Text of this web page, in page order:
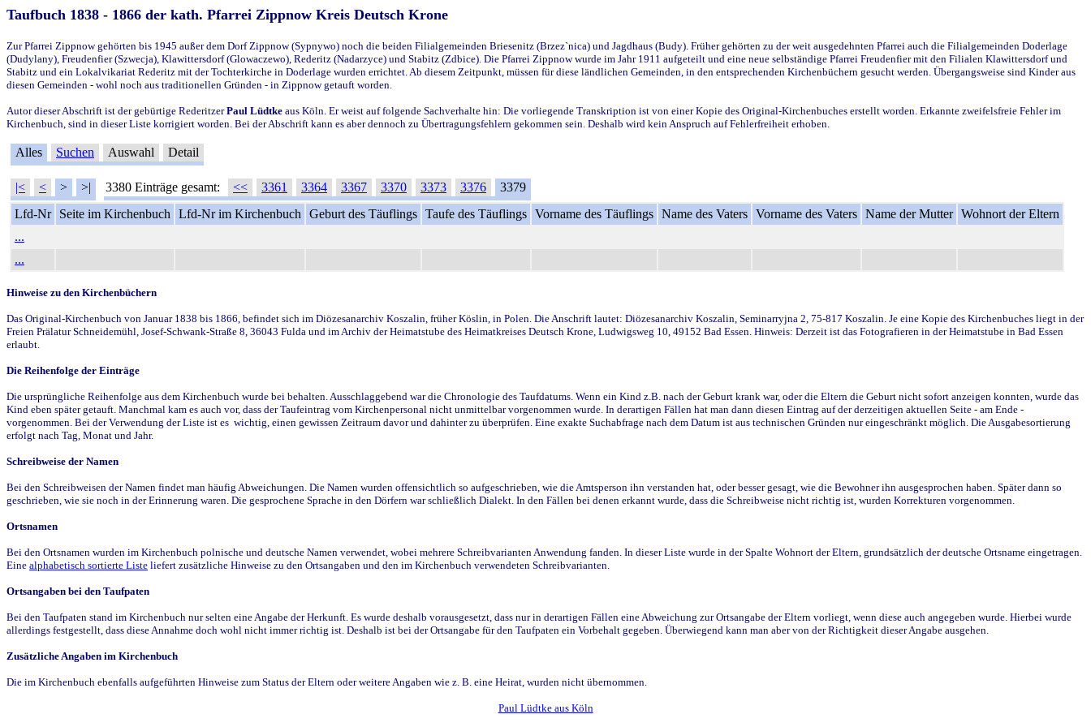
Taufbuch 1838 - 1866 der kath. Pfarrei Zippnow Kreis Deutsch Krone
Zur Pfarrei Zippnow gehörten bis 1945 außer dem Dorf Zippnow (Sypnywo) noch die beiden Filialgemeinden Briesenitz (Brzez`nica) und Jagdhaus (Budy). Früher gehörten zu der weit ausgedehnten Pfarrei auch die Filialgemeinden Doderlage
(Dudylany), Freudenfier (Szwecja), Klawittersdorf (Glowaczewo), Rederitz (Nadarzyce) und Stabitz (Zdbice). Die Pfarrei Zippnow wurde im Jahr 1911 aufgeteilt und eine neue selbständige Pfarrei Freudenfier mit den Filialen Klawittersdorf und
Stabitz und ein Lokalvikariat Rederitz mit der Tochterkirche in Doderlage wurden errichtet. Ab diesem Zeitpunkt, müssen für diese ländlichen Gemeinden, in den entsprechenden Kirchenbüchern gesucht werden. Übergangsweise sind Kinder aus
diesen Gemeinden - wohl noch aus traditionellen Gründen - in Zippnow getauft worden.
Autor dieser Abschrift ist der gebürtige RederitzerPaul Lüdtke aus Köln. Er weist auf folgende Sachverhalte hin: Die vorliegende Transkription ist von einer Kopie des Original-Kirchenbuches erstellt worden. Erkannte zweifelsfreie Fehler im
Kirchenbuch, sind in dieser Liste korrigiert worden. Bei der Abschrift kann es aber dennoch zu Übertragungsfehlern gekommen sein. Deshalb wird kein Anspruch auf Fehlerfreiheit erhoben.
Alles Suchen Auswahl Detail
|< < > >| 3380 Einträge gesamt: << 3361 3364 3367 3370 3373 3376
3379
Lfd-Nr
Seite im Kirchenbuch Lfd-Nr im Kirchenbuch Geburt des Täuflings Taufe des Täuflings Vorname des Täuflings Name des Vaters Vorname des Vaters Name der Mutter Wohnort der Eltern
...
...
Hinweise zu den Kirchenbüchern
Das Original-Kirchenbuch von Januar 1838 bis 1866, befindet sich im Diözesanarchiv Koszalin, früher Köslin, in Polen. Die Anschrift lautet: Diözesanarchiv Koszalin, Seminarryjna 2, 75-817 Koszalin. Je eine Kopie des Kirchenbuches liegt in der
Freien Prälatur Schneidemühl, Josef-Schwank-Straße 8, 36043 Fulda und im Archiv der Heimatstube des Heimatkreises Deutsch Krone, Ludwigsweg 10, 49152 Bad Essen. Hinweis: Derzeit ist das Fotografieren in der Heimatstube in Bad Essen
erlaubt.
Die Reihenfolge der Einträge
Die ursprüngliche Reihenfolge aus dem Kirchenbuch wurde bei behalten. Ausschlaggebend war die Chronologie des Taufdatums. Wenn ein Kind z.B. nach der Geburt krank war, oder die Eltern die Geburt nicht sofort anzeigen konnten, wurde das
Kind eben später getauft. Manchmal kam es auch vor, dass der Taufeintrag vom Kirchenpersonal nicht unmittelbar vorgenommen wurde. In derartigen Fällen hat man dann diesen Eintrag auf der derzeitigen aktuellen Seite - am Ende -
vorgenommen. Bei der Verwendung der Liste ist es wichtig, einen gewissen Zeitraum davor und dahinter zu überprüfen. Eine exakte Suchabfrage nach dem Datum ist aus technischen Gründen nur eingeschränkt möglich. Die Ausgabesortierung
erfolgt nach Tag, Monat und Jahr.
Schreibweise der Namen
Bei den Schreibweisen der Namen findet man häufig Abweichungen. Die Namen wurden offensichtlich so aufgeschrieben, wie die Amtsperson ihn verstanden hat, oder besser gesagt, wie die Bewohner ihn ausgesprochen haben. Später dann so
geschrieben, wie sie noch in der Erinnerung waren. Die gesprochene Sprache in den Dörfern war schließlich Dialekt. In den Fällen bei denen erkannt wurde, dass die Schreibweise nicht richtig ist, wurden Korrekturen vorgenommen.
Ortsnamen
Bei den Ortsnamen wurden im Kirchenbuch polnische und deutsche Namen verwendet, wobei mehrere Schreibvarianten Anwendung fanden. In dieser Liste wurde in der Spalte Wohnort der Eltern, grundsätzlich der deutsche Ortsname eingetragen.
Eine alphabetisch sortierte Liste liefert zusätzliche Hinweise zu den Ortsangaben und den im Kirchenbuch verwendeten Schreibvarianten.
Ortsangaben bei den Taufpaten
Bei den Taufpaten stand im Kirchenbuch nur selten eine Angabe der Herkunft. Es wurde deshalb vorausgesetzt, dass nur in derartigen Fällen eine Abweichung zur Ortsangabe der Eltern vorliegt, wenn diese auch angegeben wurde. Hierbei wurde
allerdings festgestellt, dass diese Annahme doch wohl nicht immer richtig ist. Deshalb ist bei der Ortsangabe für den Taufpaten ein Vorbehalt gegeben. Überwiegend kann man aber von der Richtigkeit dieser Angabe ausgehen.
Zusätzliche Angaben im Kirchenbuch
Die im Kirchenbuch ebenfalls aufgeführten Hinweise zum Status der Eltern oder weitere Angaben wie z. B. eine Heirat, wurden nicht übernommen.
Paul Lüdtke aus Köln